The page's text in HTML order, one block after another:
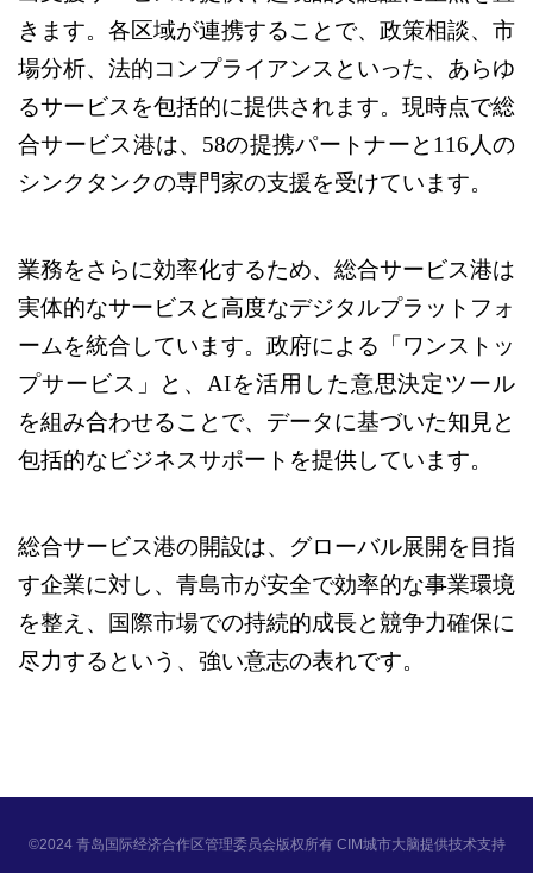
きます。各区域が連携することで、政策相談、市
場分析、法的コンプライアンスといった、あらゆ
るサービスを包括的に提供されます。現時点で総
合サービス港は、58の提携パートナーと116人の
シンクタンクの専門家の支援を受けています。
業務をさらに効率化するため、総合サービス港は
実体的なサービスと高度なデジタルプラットフォ
ームを統合しています。政府による「ワンストッ
プサービス」と、 AIを活用した意思決定ツール
を組み合わせることで、データに基づいた知見と
包括的なビジネスサポートを提供しています。
総合サービス港の開設は、グローバル展開を目指
す企業に対し、青島市が安全で効率的な事業環境
を整え、国際市場での持続的成長と競争力確保に
尽力するという、強い意志の表れです。
©2024 青岛国际经济合作区管理委员会版权所有 CIM城市大脑提供技术支持